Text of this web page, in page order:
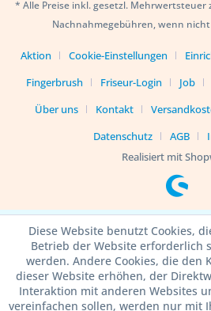
* Alle Preise inkl. gesetzl. Mehrwertsteuer
Nachnahmegebühren, wenn
Aktion Cookie-Einstellungen
Fingerbrush
Friseur-Login Job
Über uns
Kontakt
Datenschutz
AGB
Realisiert mit
Diese Website benutzt Cookies,
Betrieb der Website erforderlich
werden. Andere Cookies, die den
dieser Website erhöhen, der
Interaktion mit anderen Websites
vereinfachen sollen, werden nur mit